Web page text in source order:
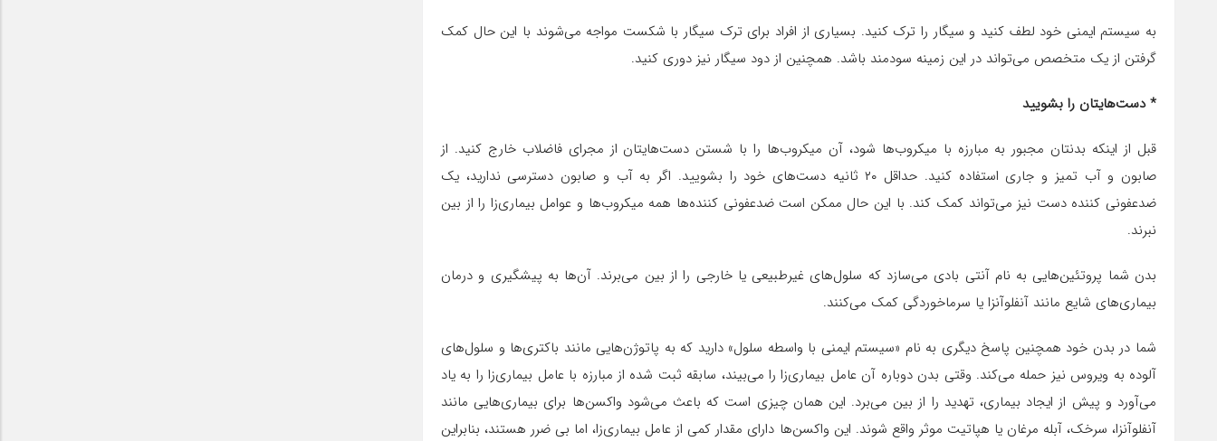
به سیستم ایمنی خود لطف کنید و سیگار را ترک کنید. بسیاری از افراد برای ترک سیگار با شکست مواجه می‌شوند با این حال کمک
گرفتن از یک متخصص می‌تواند در این زمینه سودمند باشد. همچنین از دود سیگار نیز دوری کنید.
* دست‌هایتان را بشویید
قبل از اینکه بدنتان مجبور به مبارزه با میکروب‌ها شود، آن میکروب‌ها را با شستن دست‌هایتان از مجرای فاضلاب خارج کنید. از
صابون و آب تمیز و جاری استفاده کنید. حداقل ۲۰ ثانیه دست‌های خود را بشویید. اگر به آب و صابون دسترسی ندارید، یک
ضدعفونی کننده دست نیز می‌تواند کمک کند. با این حال ممکن است ضدعفونی کننده‌ها همه میکروب‌ها و عوامل بیماری‌زا را از بین
نبرند.
بدن شما پروتئین‌هایی به نام آنتی بادی می‌سازد که سلول‌های غیرطبیعی یا خارجی را از بین می‌برند. آن‌ها به پیشگیری و درمان
بیماری‌های شایع مانند آنفلوآنزا یا سرماخوردگی کمک می‌کنند.
شما در بدن خود همچنین پاسخ دیگری به نام «سیستم ایمنی با واسطه سلول» دارید که به پاتوژن‌هایی مانند باکتری‌ها و سلول‌های
آلوده به ویروس نیز حمله می‌کند. وقتی بدن دوباره آن عامل بیماری‌زا را می‌بیند، سابقه ثبت شده از مبارزه با عامل بیماری‌زا را به یاد
می‌آورد و پیش از ایجاد بیماری، تهدید را از بین می‌برد. این همان چیزی است که باعث می‌شود واکسن‌ها برای بیماری‌هایی مانند
آنفلوآنزا، سرخک، آبله مرغان یا هپاتیت موثر واقع شوند. این واکسن‌ها دارای مقدار کمی از عامل بیماری‌زا، اما بی ضرر هستند، بنابراین